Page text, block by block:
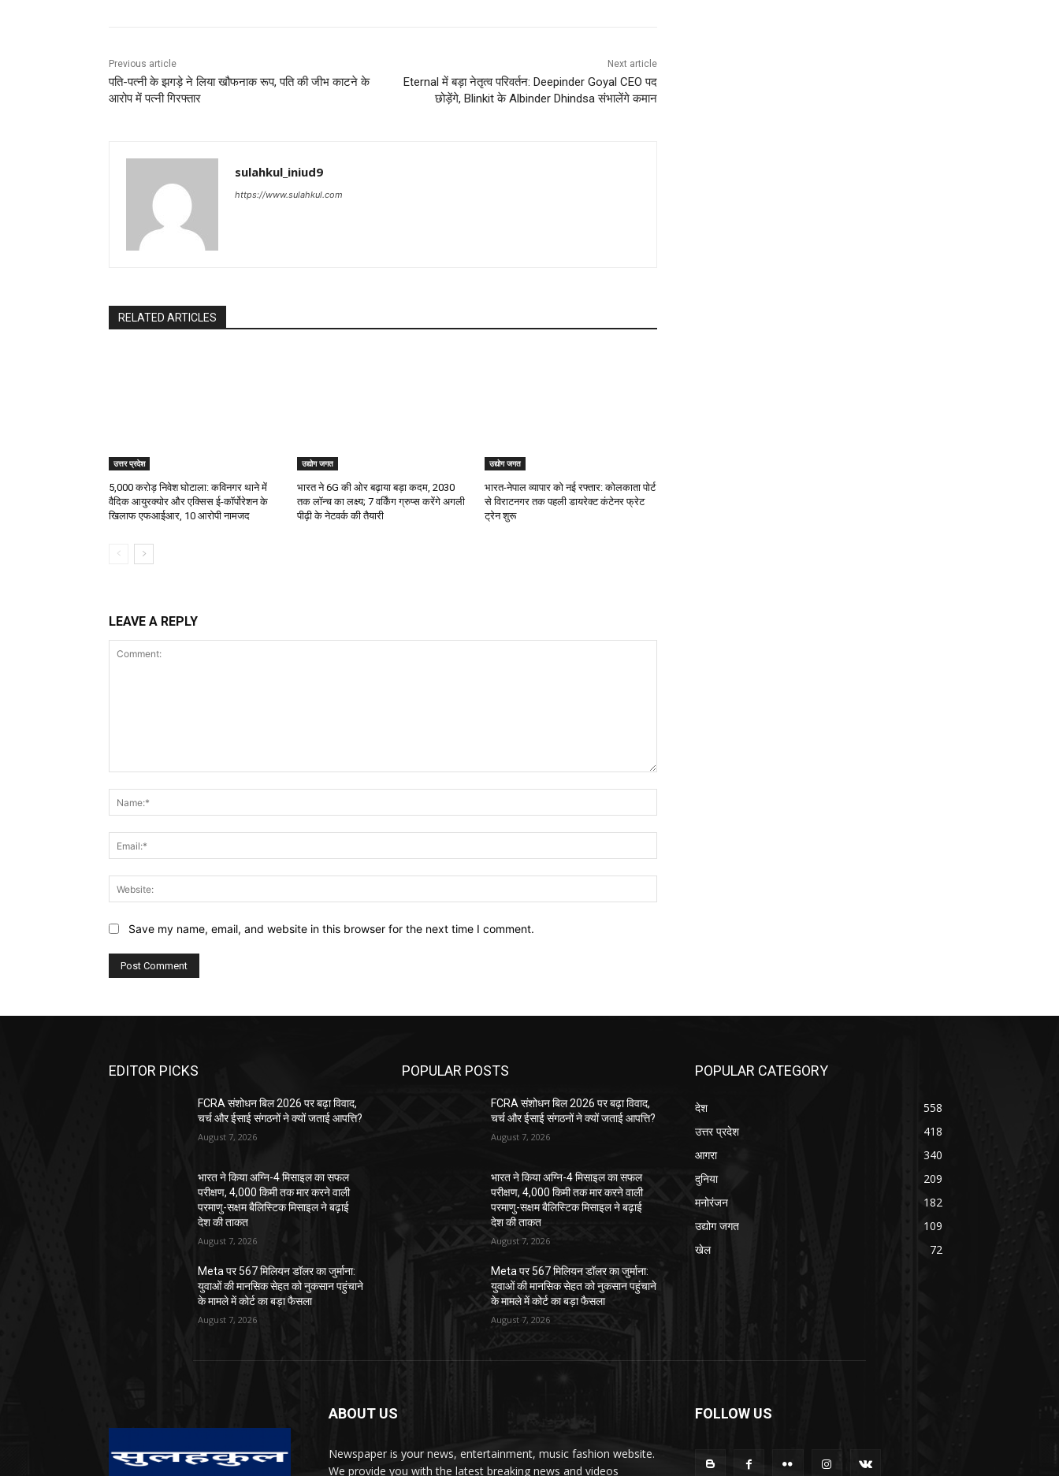
Previous article
पति-पत्नी के झगड़े ने लिया खौफनाक रूप, पति की जीभ काटने के
आरोप में पत्नी गिरफ्तार
Next article
Eternal में बड़ा नेतृत्व परिवर्तन: Deepinder Goyal CEO पद
छोड़ेंगे, Blinkit के Albinder Dhindsa संभालेंगे कमान
sulahkul_iniud9
https://www.sulahkul.com
RELATED ARTICLES
उत्तर प्रदेश
₹5,000 करोड़ निवेश घोटाला: कविनगर थाने में
वैदिक आयुरक्योर और एक्सिस ई-कॉर्पोरेशन के
खिलाफ एफआईआर, 10 आरोपी नामजद
उद्योग जगत
भारत ने 6G की ओर बढ़ाया बड़ा कदम, 2030
तक लॉन्च का लक्ष्य; 7 वर्किंग ग्रुप्स करेंगे अगली
पीढ़ी के नेटवर्क की तैयारी
उद्योग जगत
भारत-नेपाल व्यापार को नई रफ्तार: कोलकाता पोर्ट
से विराटनगर तक पहली डायरेक्ट कंटेनर फ्रेट
ट्रेन शुरू
LEAVE A REPLY
Save my name, email, and website in this browser for the next time I comment.
EDITOR PICKS
FCRA संशोधन बिल 2026 पर बढ़ा विवाद,
चर्च और ईसाई संगठनों ने क्यों जताई आपत्ति?
August 7, 2026
भारत ने किया अग्नि-4 मिसाइल का सफल
परीक्षण, 4,000 किमी तक मार करने वाली
परमाणु-सक्षम बैलिस्टिक मिसाइल ने बढ़ाई
देश की ताकत
August 7, 2026
Meta पर 567 मिलियन डॉलर का जुर्माना:
युवाओं की मानसिक सेहत को नुकसान पहुंचाने
के मामले में कोर्ट का बड़ा फैसला
August 7, 2026
POPULAR POSTS
FCRA संशोधन बिल 2026 पर बढ़ा विवाद,
चर्च और ईसाई संगठनों ने क्यों जताई आपत्ति?
August 7, 2026
भारत ने किया अग्नि-4 मिसाइल का सफल
परीक्षण, 4,000 किमी तक मार करने वाली
परमाणु-सक्षम बैलिस्टिक मिसाइल ने बढ़ाई
देश की ताकत
August 7, 2026
Meta पर 567 मिलियन डॉलर का जुर्माना:
युवाओं की मानसिक सेहत को नुकसान पहुंचाने
के मामले में कोर्ट का बड़ा फैसला
August 7, 2026
POPULAR CATEGORY
देश
558
उत्तर प्रदेश
418
आगरा
340
दुनिया
209
मनोरंजन
182
उद्योग जगत
109
खेल
72
ABOUT US
Newspaper is your news, entertainment, music fashion website.
We provide you with the latest breaking news and videos
FOLLOW US